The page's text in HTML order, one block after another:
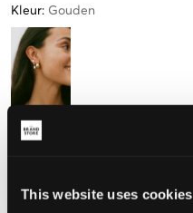
This website uses cookies
Kleur: Gouden
Maat